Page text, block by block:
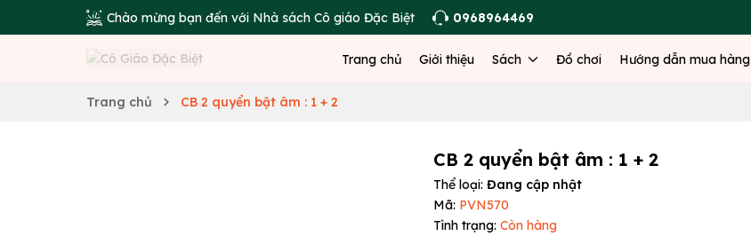
Chào mừng bạn đến với Nhà sách Cô giáo Đặc Biệt 0968964469
Trang chủ Giới thiệu Sách Đồ chơi Hướng dẫn mua hàng
Trang chủ CB 2 quyển bật âm : 1 + 2
CB 2 quyển bật âm : 1 + 2
Thể loại: Đang cập nhật
Mã: PVN570
Tình trạng: Còn hàng